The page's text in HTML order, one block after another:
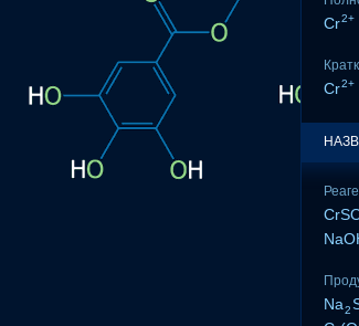
Cr2+
Cr2+
Na2